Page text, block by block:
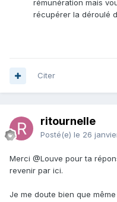
rémunération mais
récupérer la déroulé
Citer
ritournelle
Posté(e) le 26
Merci @Louve pour ta
revenir par ici.
Je me doute bien que